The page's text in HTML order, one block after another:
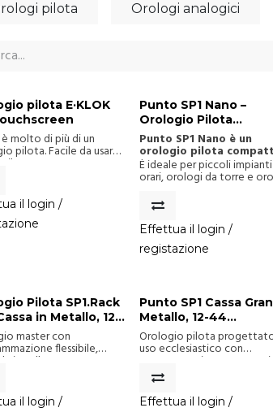
pilota Orologi analogici
pilota E·KLOK
è molto di più di un
pilota. Facile da usare
Fatto per
il tuo lavoro, non
assistente migliore. La
nel campo degli
pilota incontra la
servizio Cloud e
il login /
Punto SP1 Nano –
Orologio Pilota
Compatto
Punto SP1 Nano è un
orologio pilota
progettato per
corretta e sincronizzata
l’ora dei quadranti
collegati.
È ideale per piccoli impianti
orari, orologi da torre e
automatica o manuale delle
principali funzioni
Effettua il login /
registazione
Pilota SP1.Rack
in Metallo, 12-
Programmabili,
Rack per
master con
flessibile,
installare senza
tecniche. Si
ai pannelli di controllo
tramite RS485 a
il login /
Punto SP1 Cassa
Metallo, 12-44
Programmable
Orologio pilota
uso ecclesiastico con
programmazione
manuale, connettività ai
di controllo delle campane
tramite RS485 a 2 fili o
Effettua il login /